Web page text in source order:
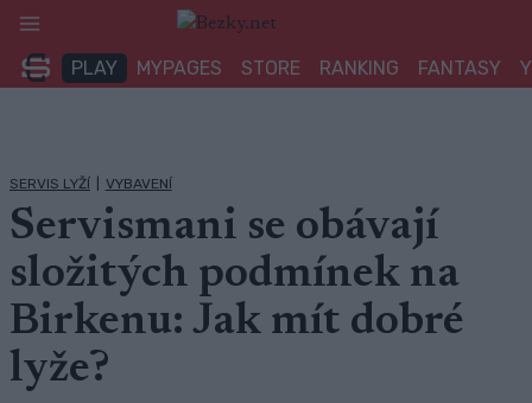
Přeskočit
obsah
PLAY MYPAGES STORE RANKING FANTASY
SERVIS LYŽÍ VYBAVENÍ
Servismani se obávají
složitých podmínek na
Birkenu: Jak mít dobré
lyže?